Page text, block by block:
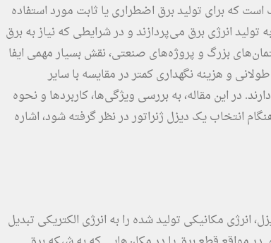
که برای تولید برق اضطراری یا ثابت مورد استفاده
تولید انرژی برق می‌پردازند و در شرایطی که نیاز به برق
بزرگ و پروژه‌های صنعتی، نقش بسیار مهمی ایفا
و هزینه نگهداری کمتر در مقایسه با سایر
در این مقاله، به بررسی ویژگی‌ها، کاربردها و نحوه
انتخاب یک دیزل ژنراتور در نظر گرفته شود، اشاره
انرژی مکانیکی تولید شده را به انرژی الکتریکی تبدیل